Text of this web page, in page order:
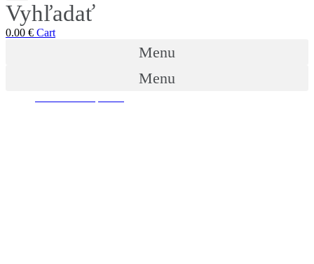
Vyhľadať
0.00 € Cart
Menu
Menu